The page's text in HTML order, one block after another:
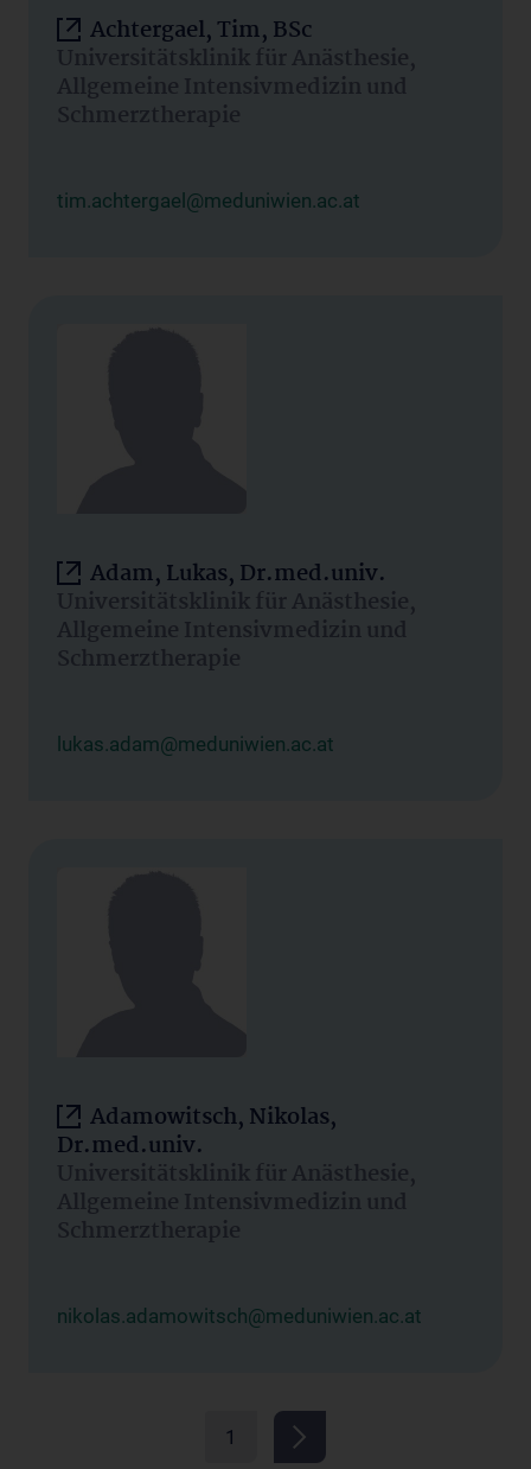
Achtergael, Tim, BSc
Universitätsklinik für Anästhesie,
Allgemeine Intensivmedizin und
Schmerztherapie
tim.achtergael@meduniwien.ac.at
Adam, Lukas, Dr.med.univ.
Universitätsklinik für Anästhesie,
Allgemeine Intensivmedizin und
Schmerztherapie
lukas.adam@meduniwien.ac.at
Adamowitsch, Nikolas,
Dr.med.univ.
Universitätsklinik für Anästhesie,
Allgemeine Intensivmedizin und
Schmerztherapie
nikolas.adamowitsch@meduniwien.ac.at
1